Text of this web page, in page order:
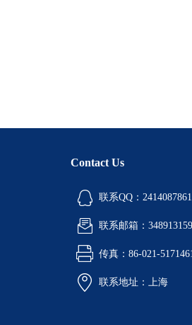
Contact Us
联系QQ：2414087861
联系邮箱：
传真：86-021-
联系地址：上海